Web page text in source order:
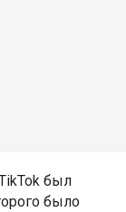
был
было